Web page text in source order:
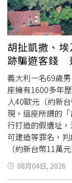
胡扯凱撒、
跡騙遊客錢
義大利一名69歲
座擁有1600多年
人40歐元（約新
現，這座所謂的
行打造的假遺址
可建造等罪名，
（約新台幣11萬
洛索（Franco
利東北部維琴察
08月04日, 2026